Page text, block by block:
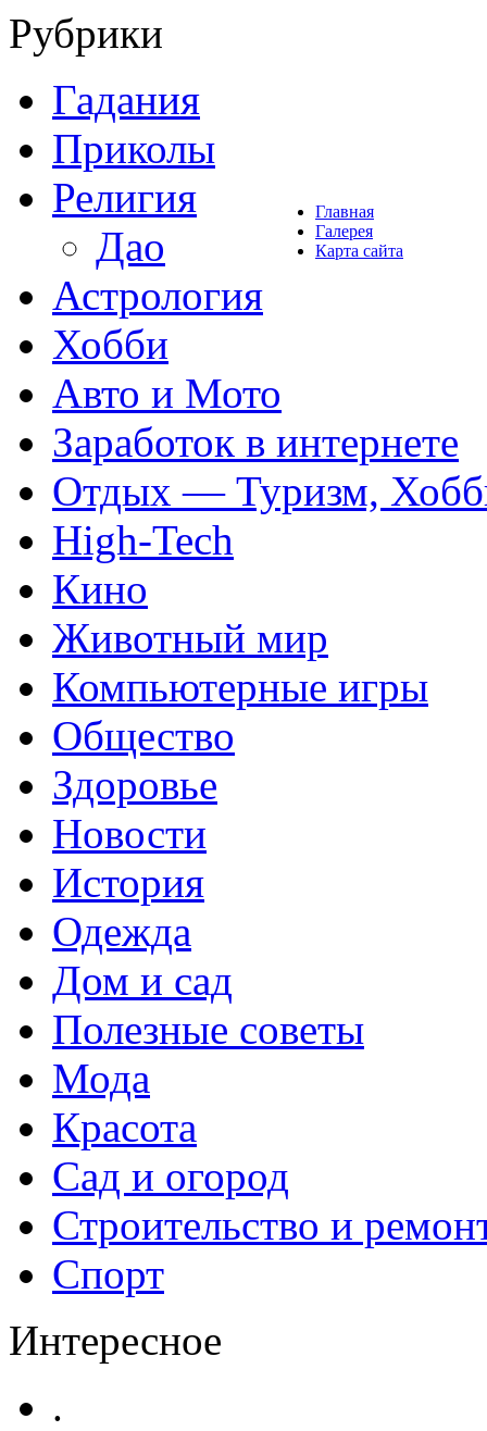
Главная
Галерея
Карта сайта
Рубрики
Гадания
Приколы
Религия
Дао
Астрология
Хобби
Авто и Мото
Заработок в интернете
Отдых — Туризм,
High-Tech
Кино
Животный мир
Компьютерные игры
Общество
Здоровье
Новости
История
Одежда
Дом и сад
Полезные советы
Мода
Красота
Сад и огород
Строительство и
Спорт
Интересное
.